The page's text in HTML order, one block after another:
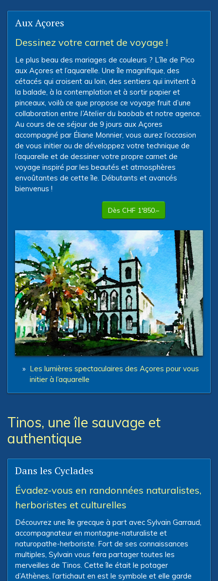
Aux Açores
Dessinez votre carnet de voyage !
Le plus beau des mariages de couleurs ? L’île de Pico
aux Açores et l’aquarelle. Une île magnifique, des
cétacés qui croisent au loin, des sentiers qui invitent à
la balade, à la contemplation et à sortir papier et
pinceaux, voilà ce que propose ce voyage fruit d’une
collaboration entre l’Atelier du baobab et notre agence.
Au cours de ce séjour de 9 jours aux Açores
accompagné par Éliane Monnier, vous aurez l’occasion
de vous initier ou de développez votre technique de
l’aquarelle et de dessiner votre propre carnet de
voyage inspiré par les beautés et atmosphères
envoûtantes de cette île. Débutants et avancés
bienvenus !
Dès CHF 1'850.–
» Les lumières spectaculaires des Açores pour vous
initier à l’aquarelle
Tinos, une île sauvage et
authentique
Dans les Cyclades
Évadez-vous en randonnées naturalistes,
herboristes et culturelles
Découvrez une île grecque à part avec Sylvain Garraud,
accompagnateur en montagne-naturaliste et
naturopathe-herboriste. Fort de ses connaissances
multiples, Sylvain vous fera partager toutes les
merveilles de Tinos. Cette île était le potager
d’Athènes, l’artichaut en est le symbole et elle garde